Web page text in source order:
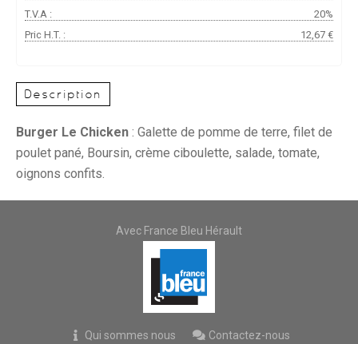
T.V.A :
20%
Pric H.T. :
12,67 €
Description
Burger Le Chicken : Galette de pomme de terre, filet de
poulet pané, Boursin, crème ciboulette, salade, tomate,
oignons confits.
Avec France Bleu Hérault
Qui sommes nous Contactez-nous